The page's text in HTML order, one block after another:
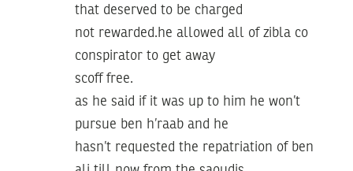
that deserved to be charged
not rewarded.he allowed all of zibla co
conspirator to get away
scoff free.
as he said if it was up to him he won’t
pursue ben h’raab and he
hasn’t requested the repatriation of ben